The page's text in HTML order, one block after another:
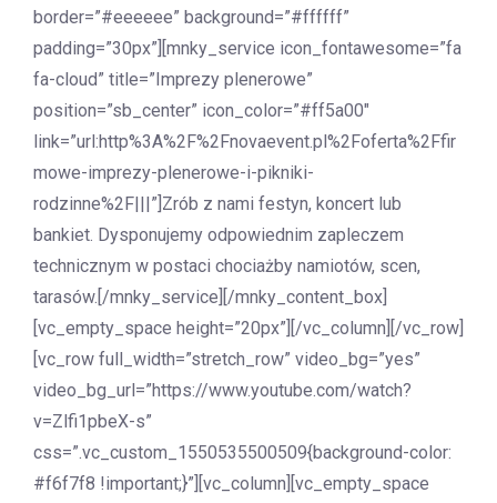
border=”#eeeeee” background=”#ffffff”
padding=”30px”][mnky_service icon_fontawesome=”fa
fa-cloud” title=”Imprezy plenerowe”
position=”sb_center” icon_color=”#ff5a00″
link=”url:http%3A%2F%2Fnovaevent.pl%2Foferta%2Ffir
mowe-imprezy-plenerowe-i-pikniki-
rodzinne%2F|||”]Zrób z nami festyn, koncert lub
bankiet. Dysponujemy odpowiednim zapleczem
technicznym w postaci chociażby namiotów, scen,
tarasów.[/mnky_service][/mnky_content_box]
[vc_empty_space height=”20px”][/vc_column][/vc_row]
[vc_row full_width=”stretch_row” video_bg=”yes”
video_bg_url=”https://www.youtube.com/watch?
v=Zlfi1pbeX-s”
css=”.vc_custom_1550535500509{background-color:
#f6f7f8 !important;}”][vc_column][vc_empty_space